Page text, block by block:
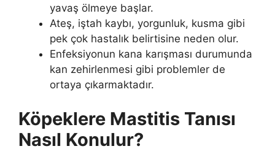
yavaş ölmeye başlar.
Ateş, iştah kaybı, yorgunluk, kusma gibi
pek çok hastalık belirtisine neden olur.
Enfeksiyonun kana karışması durumunda
kan zehirlenmesi gibi problemler de
ortaya çıkarmaktadır.
Köpeklere Mastitis Tanısı
Nasıl Konulur?